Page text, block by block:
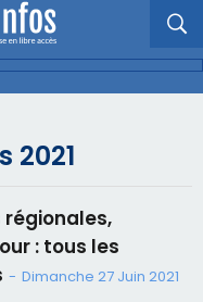
2021
régionales,
: tous les
- Dimanche 27 Juin 2021